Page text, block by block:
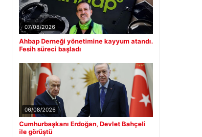
07/08/2026
Ahbap Derneği yönetimine kayyum atandı.
Fesih süreci başladı
06/08/2026
Cumhurbaşkanı Erdoğan, Devlet Bahçeli
ile görüştü